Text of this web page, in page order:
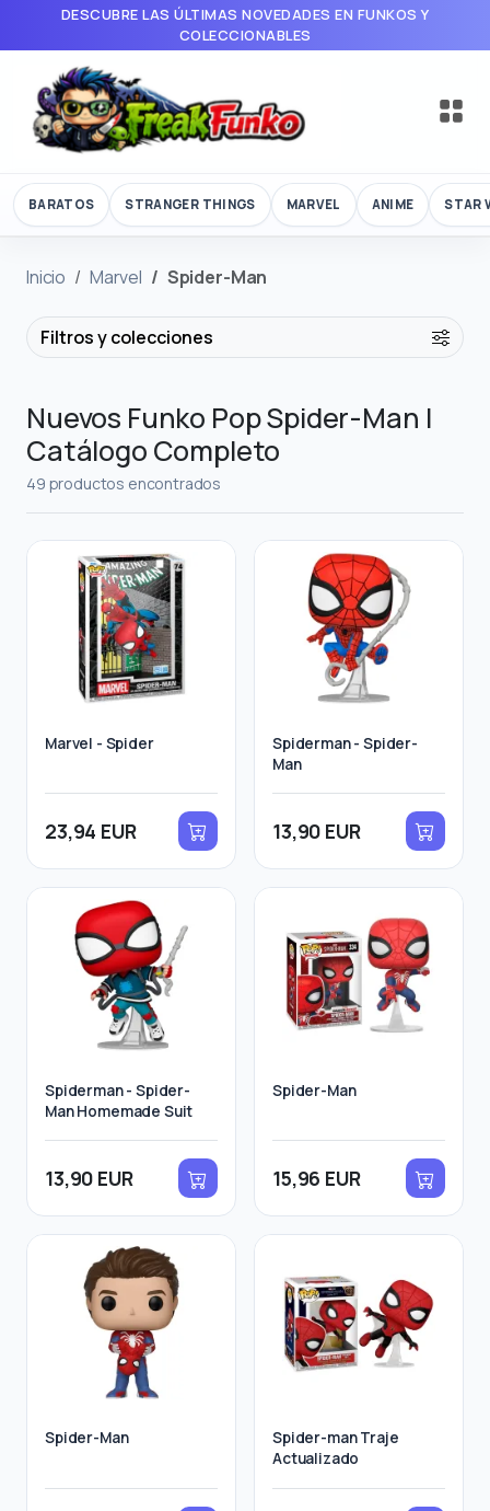
DESCUBRE LAS ÚLTIMAS NOVEDADES EN FUNKOS Y
COLECCIONABLES
BARATOS STRANGER THINGS MARVEL ANIME STAR
Inicio Marvel Spider-Man
Filtros y colecciones
Nuevos Funko Pop Spider-Man |
Catálogo Completo
49 productos encontrados
Marvel - Spider
23,94 EUR
Spiderman - Spider-
Man
13,90 EUR
Spiderman - Spider-
Man Homemade Suit
13,90 EUR
Spider-Man
15,96 EUR
Spider-Man
Spider-man Traje
Actualizado